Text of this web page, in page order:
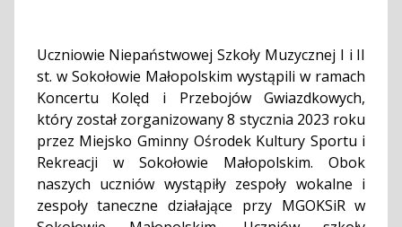
Uczniowie Niepaństwowej Szkoły Muzycznej I i II
st. w Sokołowie Małopolskim wystąpili w ramach
Koncertu Kolęd i Przebojów Gwiazdkowych,
który został zorganizowany 8 stycznia 2023 roku
przez Miejsko Gminny Ośrodek Kultury Sportu i
Rekreacji w Sokołowie Małopolskim. Obok
naszych uczniów wystąpiły zespoły wokalne i
zespoły taneczne działające przy MGOKSiR w